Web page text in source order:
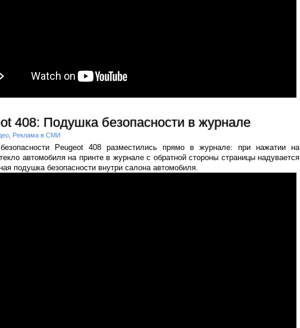
408: Подушка безопасности в журнале
Реклама в СМИ
Peugeot 408 разместились прямо в журнале: при нажатии на
автомобиля на принте в журнале с обратной стороны страницы надувается
подушка безопасности внутри салона автомобиля.